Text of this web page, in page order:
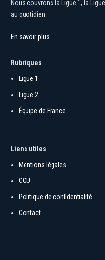
Nous couvrons la Ligue 1, la
au quotidien.
En savoir plus
Rubriques
Ligue 1
Ligue 2
Équipe de France
Mentions légales
Politique de confidentialité